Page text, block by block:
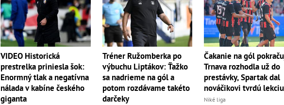
VIDEO Historická
prestrelka priniesla šok:
Enormný tlak a negatívna
nálada v kabíne českého
giganta
Tréner Ružomberka po
výbuchu Liptákov: Ťažko
sa nadrieme na gól a
potom rozdávame takéto
darčeky
Čakanie na gól
Trnava rozhodla už do
prestávky, Spartak dal
nováčikovi tvrdú lekciu
Niké liga